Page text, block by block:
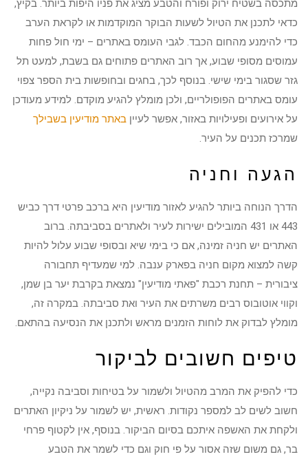
מתכסה בשטיח ירוק ופורח והטבע מציג את פניו היפות ביותר. בקיץ,
כדאי לתכנן את הטיול לשעות הבוקר המוקדמות או לקראת הערב
כדי להימנע מהחום הכבד. לגבי העומס באתרים – ימי חול פחות
עמוסים מסופי שבוע, אך רוב האתרים פתוחים גם בשבת, למעט תל
גזר שסגור בימי שישי. בנוסף לכך, בחגים ובחופשות בית הספר צפוי
עומס באתרים הפופולריים, ולכן מומלץ להגיע מוקדם. למידע מעודכן
על אירועים ופעילויות באזור, אפשר לעייןבאתר מודיעין בשבילך
שמרכז תכנים על העיר.
הגעה וחניה
הדרך הנוחה ביותר להגיע לאזור מודיעין היא ברכב פרטי דרך כביש
443 או 431 המובילים ישירות לעיר ולאתרים בסביבתה. ברוב
האתרים יש חניה זמינה, אם כי בימי שיא ובסופי שבוע עלול להיות
קשה למצוא מקום חניה בפארק ענבה. למי שמעדיף תחבורה
ציבורית – תחנת רכבת "פאתי מודיעין" נמצאת בקרבת יער בן שמן,
וקווי אוטובוס רבים משרתים את העיר ואת סביבתה. במקרה זה,
מומלץ לבדוק את לוחות הזמנים מראש ולתכנן את הנסיעה בהתאם.
טיפים חשובים לביקור
כדי להפיק את המרב מהטיול ולשמור על בטיחות וסביבה נקייה,
חשוב לשים לב למספר נקודות. ראשית, יש לשמור על ניקיון האתרים
ולקחת את האשפה איתכם בסיום הביקור. בנוסף, אין לקטוף פרחי
בר, גם משום שזה אסור על פי חוק וגם כדי לשמר את הטבע